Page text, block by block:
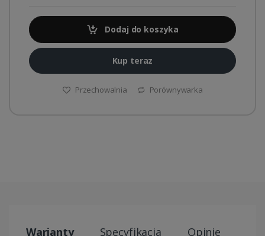
Dodaj do koszyka
Kup teraz
Przechowalnia Porównywarka
Warianty Specyfikacja Opinie